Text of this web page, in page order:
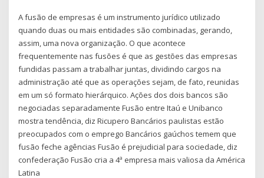
A fusão de empresas é um instrumento jurídico utilizado
quando duas ou mais entidades são combinadas, gerando,
assim, uma nova organização. O que acontece
frequentemente nas fusões é que as gestões das empresas
fundidas passam a trabalhar juntas, dividindo cargos na
administração até que as operações sejam, de fato, reunidas
em um só formato hierárquico. Ações dos dois bancos são
negociadas separadamente Fusão entre Itaú e Unibanco
mostra tendência, diz Ricupero Bancários paulistas estão
preocupados com o emprego Bancários gaúchos temem que
fusão feche agências Fusão é prejudicial para sociedade, diz
confederação Fusão cria a 4ª empresa mais valiosa da América
Latina